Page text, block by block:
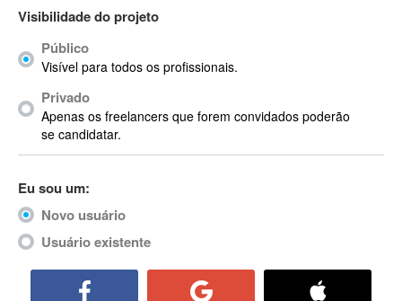
Acrobat
Acrobat X
Acronis
ACT
ActionScript
ActionScript 3
Active Directory
Visibilidade do projeto
Público
Visível para todos os profissionais.
Privado
Apenas os freelancers que forem convidados poderão
se candidatar.
Eu sou um:
Novo usuário
Usuário existente